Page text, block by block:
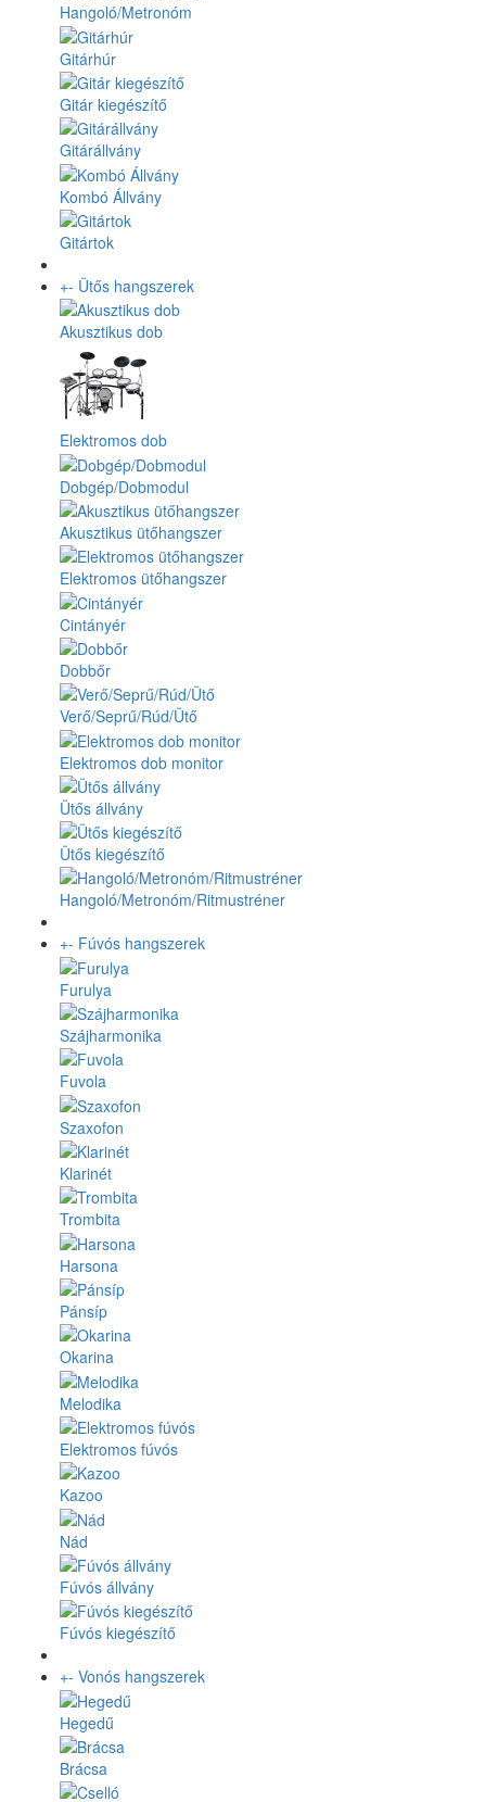
Hangoló/Metronóm
Gitárhúr
Gitár kiegészítő
Gitárállvány
Kombó Állvány
Gitártok
+- Ütős hangszerek
Akusztikus dob
Elektromos dob
Dobgép/Dobmodul
Akusztikus ütőhangszer
Elektromos ütőhangszer
Cintányér
Dobbőr
Verő/Seprű/Rúd/Ütő
Elektromos dob monitor
Ütős állvány
Ütős kiegészítő
Hangoló/Metronóm/Ritmustréner
+- Fúvós hangszerek
Furulya
Szájharmonika
Fuvola
Szaxofon
Klarinét
Trombita
Harsona
Pánsíp
Okarina
Melodika
Elektromos fúvós
Kazoo
Nád
Fúvós állvány
Fúvós kiegészítő
+- Vonós hangszerek
Hegedű
Brácsa